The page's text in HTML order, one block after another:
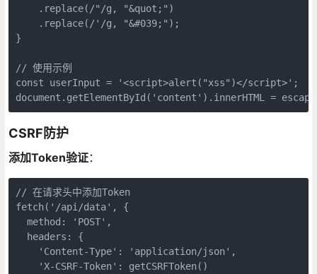
    .replace(/"/g, "&quot;")
    .replace(/'/g, "&#039;");
}
// 使用示例
const userInput = '<script>alert("xss")</script>';
document.getElementById('content').innerHTML =
CSRF防护
添加Token验证：
// 在请求头中添加Token
fetch('/api/data', {
  method: 'POST',
  headers: {
    'Content-Type': 'application/json',
    'X-CSRF-Token': getCSRFToken()